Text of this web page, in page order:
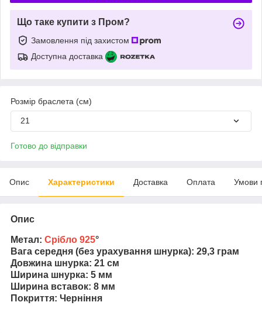
Що таке купити з Пром?
Замовлення під захистом
Доступна доставка
Розмір браслета (см)
21
Готово до відправки
Опис Характеристики Доставка Оплата Умови
Опис
Метал: Срібло 925°
Вага середня (без урахування шнурка): 29,3 грам
Довжина шнурка: 21 см
Ширина шнурка: 5 мм
Ширина вставок: 8 мм
Покриття: Черніння